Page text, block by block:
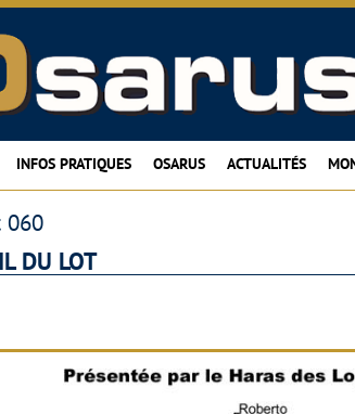
INFOS PRATIQUES OSARUS ACTUALITÉS
060
DU LOT